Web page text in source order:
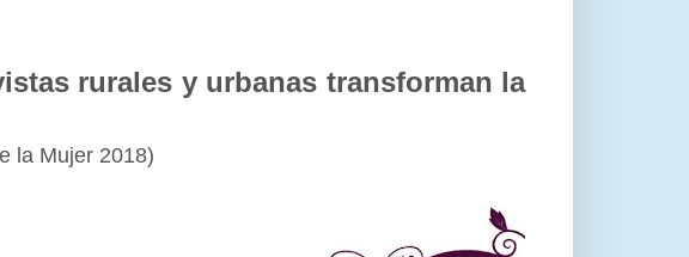
rurales y urbanas transforman la
la Mujer 2018)